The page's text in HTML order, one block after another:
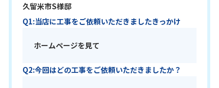
久留米市S様邸
Q1:当店に工事をご依頼いただきましたきっかけ
ホームページを見て
Q2:今回はどの工事をご依頼いただきましたか？